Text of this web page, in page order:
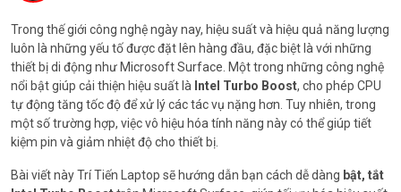
Trong thế giới công nghệ ngày nay, hiệu suất và hiệu quả năng lượng
luôn là những yếu tố được đặt lên hàng đầu, đặc biệt là với những
thiết bị di động như Microsoft Surface. Một trong những công nghệ
nổi bật giúp cải thiện hiệu suất là Intel Turbo Boost, cho phép CPU
tự động tăng tốc độ để xử lý các tác vụ nặng hơn. Tuy nhiên, trong
một số trường hợp, việc vô hiệu hóa tính năng này có thể giúp tiết
kiệm pin và giảm nhiệt độ cho thiết bị.
Bài viết này Trí Tiến Laptop sẽ hướng dẫn bạn cách dễ dàng bật, tắt